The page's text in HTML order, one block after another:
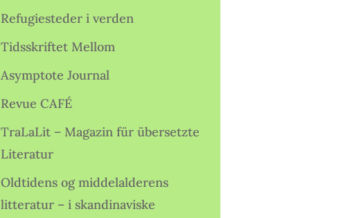
Refugiesteder i verden
Tidsskriftet Mellom
Asymptote Journal
Revue CAFÉ
TraLaLit – Magazin für übersetzte
Literatur
Oldtidens og middelalderens
litteratur – i skandinaviske